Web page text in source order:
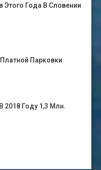
Этого Года В Словении
Парковки
2018 Году 1,3 Млн.